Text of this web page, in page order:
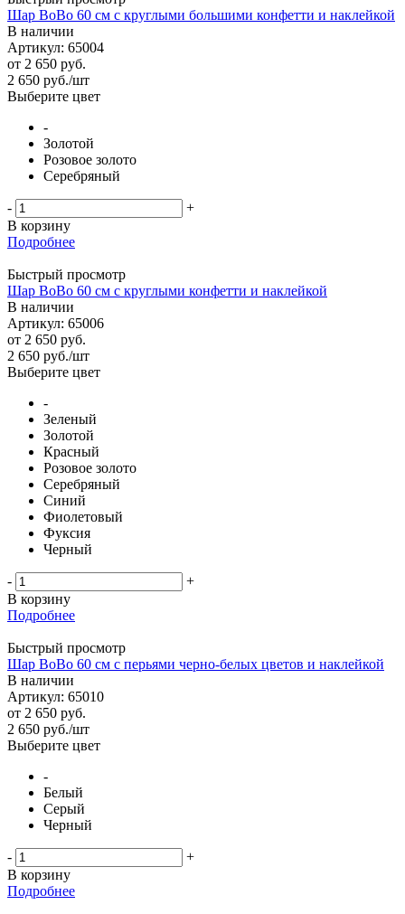
Шар BoBo 60 см с круглыми большими конфетти и наклейкой
В наличии
Артикул: 65004
от 2 650 руб.
2 650 руб./шт
Выберите цвет
-
Золотой
Розовое золото
Серебряный
-
+
В корзину
Подробнее
Быстрый просмотр
Шар BoBo 60 см с круглыми конфетти и наклейкой
В наличии
Артикул: 65006
от 2 650 руб.
2 650 руб./шт
Выберите цвет
-
Зеленый
Золотой
Красный
Розовое золото
Серебряный
Синий
Фиолетовый
Фуксия
Черный
-
+
В корзину
Подробнее
Быстрый просмотр
Шар BoBo 60 см с перьями черно-белых цветов и наклейкой
В наличии
Артикул: 65010
от 2 650 руб.
2 650 руб./шт
Выберите цвет
-
Белый
Серый
Черный
-
+
В корзину
Подробнее